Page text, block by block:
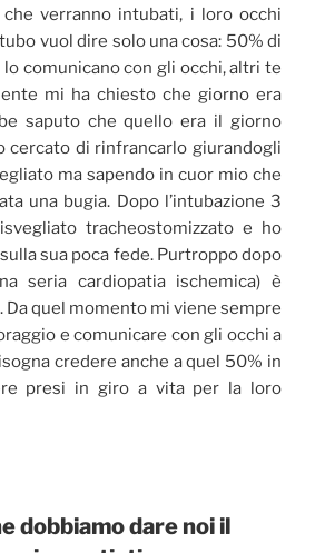
verranno intubati, i loro occhi
vuol dire solo una cosa: 50% di
comunicano con gli occhi, altri te
mi ha chiesto che giorno era
saputo che quello era il giorno
cercato di rinfrancarlo giurandogli
ma sapendo in cuor mio che
una bugia. Dopo l’intubazione 3
tracheostomizzato e ho
sua poca fede. Purtroppo dopo
seria cardiopatia ischemica) è
quel momento mi viene sempre
e comunicare con gli occhi a
credere anche a quel 50% in
presi in giro a vita per la loro
dobbiamo dare noi il